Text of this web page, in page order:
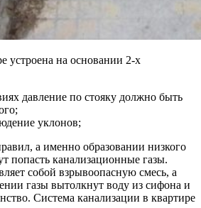
устроена на основании 2-х
давление по стояку должно быть
уклонов;
а именно образовании низкого
попасть канализационные газы.
собой взрывоопасную смесь, а
газы вытолкнут воду из сифона и
Система канализации в квартире